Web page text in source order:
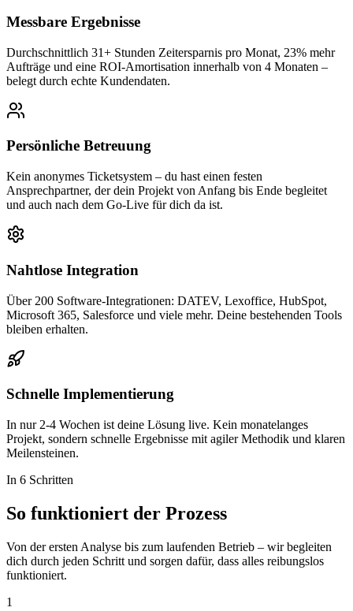
Messbare Ergebnisse
Durchschnittlich 31+ Stunden Zeitersparnis pro Monat, 23% mehr
Aufträge und eine ROI-Amortisation innerhalb von 4 Monaten –
belegt durch echte Kundendaten.
Persönliche Betreuung
Kein anonymes Ticketsystem – du hast einen festen
Ansprechpartner, der dein Projekt von Anfang bis Ende begleitet
und auch nach dem Go-Live für dich da ist.
Nahtlose Integration
Über 200 Software-Integrationen: DATEV, Lexoffice, HubSpot,
Microsoft 365, Salesforce und viele mehr. Deine bestehenden Tools
bleiben erhalten.
Schnelle Implementierung
In nur 2-4 Wochen ist deine Lösung live. Kein monatelanges
Projekt, sondern schnelle Ergebnisse mit agiler Methodik und klaren
Meilensteinen.
In 6 Schritten
So funktioniert der Prozess
Von der ersten Analyse bis zum laufenden Betrieb – wir begleiten
dich durch jeden Schritt und sorgen dafür, dass alles reibungslos
funktioniert.
1